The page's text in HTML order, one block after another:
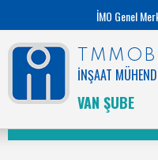
İMO Genel
TMMOB
İNŞAAT
VAN ŞUBE